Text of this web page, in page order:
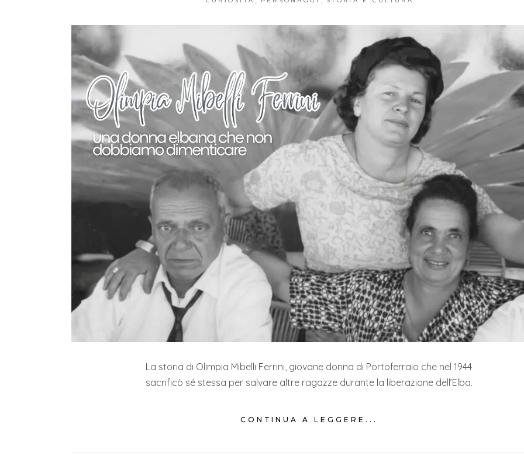
La storia di Olimpia Mibelli Ferrini, giovane donna di Portoferraio che nel 1944
sacrificò sé stessa per salvare altre ragazze durante la liberazione dell’Elba.
CONTINUA A LEGGERE...